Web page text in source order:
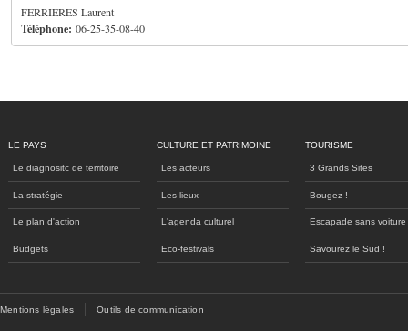
FERRIERES Laurent
Téléphone: 06-25-35-08-40
LE PAYS
Le diagnositc de territoire
La stratégie
Le plan d'action
Budgets
CULTURE ET PATRIMOINE
Les acteurs
Les lieux
L'agenda culturel
Eco-festivals
TOURISME
3 Grands Sites
Bougez !
Escapade sans voiture
Savourez le Sud !
Mentions légales Outils de communication